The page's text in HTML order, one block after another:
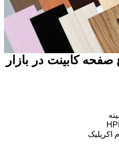
کابینت در بازار